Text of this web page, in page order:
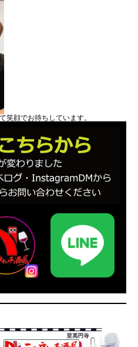
笑顔でお待ちしています。